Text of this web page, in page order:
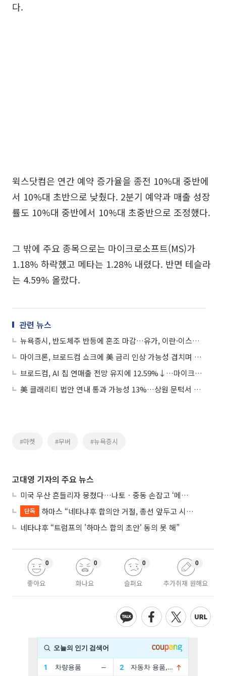
다.
윅스닷컴은 연간 예약 증가율을 종전 10%대 중반에
서 10%대 초반으로 낮췄다. 2분기 예약과 매출 성장
률도 10%대 중반에서 10%대 초중반으로 조정했다.
그 밖에 주요 종목으로는 마이크로소프트(MS)가
1.18% 하락했고 메타는 1.28% 내렸다. 반면 테슬라
는 4.59% 올랐다.
관련 뉴스
뉴욕증시, 반도체주 반등에 혼조 마감…유가, 이란·이스라엘 교전 중단에 진정
마이크론, 브로드컴 쇼크에 美 금리 인상 가능성 겹치며 급락
브로드컴, AI 칩 연매출 전망 유지에 12.59%↓…마이크론 7.74%↓
美 클래리티 법안 연내 통과 가능성 13%…상원 문턱서 제동
#마켓 #무버 #뉴욕증시
고대영 기자의 주요 뉴스
미국 우산 흔들리자 뭉쳤다…나토ㆍ중동 손잡고 ‘메카 공동방위’ 조약 체결
단독
하마스 “네타냐후 합의안 거절, 총선 앞두고 시간 끌기”
네타냐후 “트럼프의 '하마스 합의 초안' 동의 못 해”
좋아요
0
화나요
0
슬퍼요
0
추가취재 원해요
0